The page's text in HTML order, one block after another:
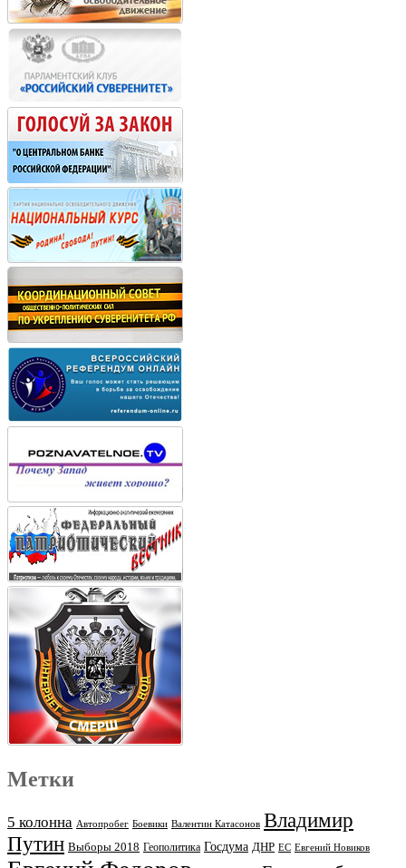
Метки
5 колонна Автопробег Боевики Валентин Катасонов Владимир
Путин Выборы 2018 Геополитика Госдума ДНР ЕС Евгений Новиков